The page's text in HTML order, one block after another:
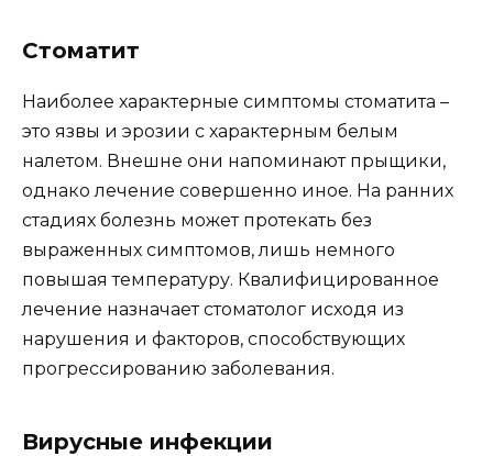
Стоматит
Наиболее характерные симптомы стоматита –
это язвы и эрозии с характерным белым
налетом. Внешне они напоминают прыщики,
однако лечение совершенно иное. На ранних
стадиях болезнь может протекать без
выраженных симптомов, лишь немного
повышая температуру. Квалифицированное
лечение назначает стоматолог исходя из
нарушения и факторов, способствующих
прогрессированию заболевания.
Вирусные инфекции